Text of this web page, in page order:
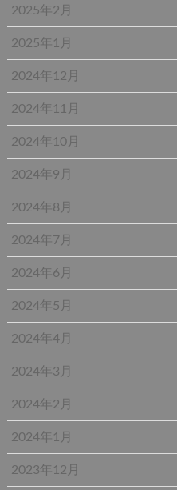
2025年2月
2025年1月
2024年12月
2024年11月
2024年10月
2024年9月
2024年8月
2024年7月
2024年6月
2024年5月
2024年4月
2024年3月
2024年2月
2024年1月
2023年12月